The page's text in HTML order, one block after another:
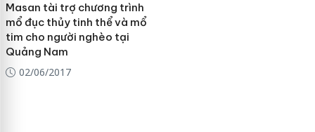
Masan tài trợ chương trình
mổ đục thủy tinh thể và mổ
tim cho người nghèo tại
Quảng Nam
02/06/2017